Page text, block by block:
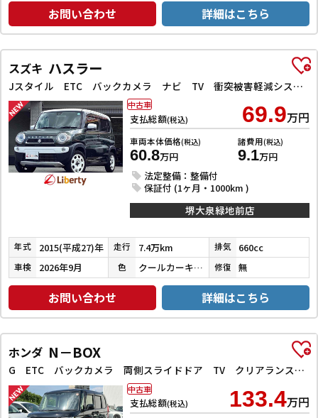
お問い合わせ 詳細はこちら
スズキ ハスラー
Jスタイル ETC バックカメラ ナビ TV 衝突被害軽減システム オートライト スマートキー アイドリングストップ 電動格納ミラー シートヒーター ベンチシート CVT ESC CD DVD再生
支払総額(税込) 69.9万円
車両本体価格(税込)
60.8万円
諸費用(税込)
9.1万円
法定整備：整備付
保証付 (1ヶ月・1000km )
中古車
堺大泉緑地前店
年式 2015(平成27)年 走行 7.4万km 排気 660cc
車検 2026年9月 色 クールカーキパールメタリック／ホワイト 修復 無
お問い合わせ 詳細はこちら
ホンダ N－BOX
G ETC バックカメラ 両側スライドドア TV クリアランスソナー オートクルーズコントロール レーンアシスト 衝突被害軽減システム オートライト LEDヘッドランプ スマートキー
支払総額(税込) 133.4万円
中古車